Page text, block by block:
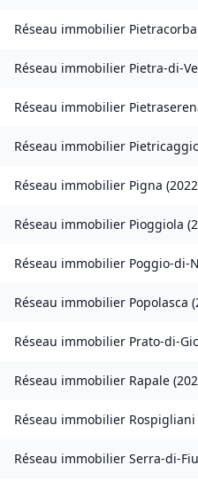
Réseau immobilier
Réseau immobilier Pietra-di-
Réseau immobilier
Réseau immobilier
Réseau immobilier Pigna (
Réseau immobilier Pioggiola (
Réseau immobilier Poggio-di-
Réseau immobilier Popolasca (
Réseau immobilier Prato-di-
Réseau immobilier Rapale (
Réseau immobilier Rospigliani
Réseau immobilier Serra-di-